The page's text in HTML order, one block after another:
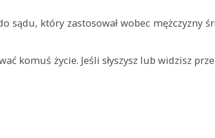
sądu, który zastosował wobec mężczyzny
komuś życie. Jeśli słyszysz lub widzisz